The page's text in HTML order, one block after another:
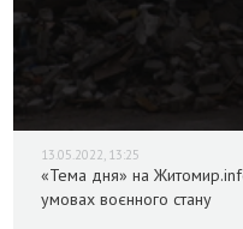
13.05.2022, 13:25
«Тема дня» на
умовах воєнного стану